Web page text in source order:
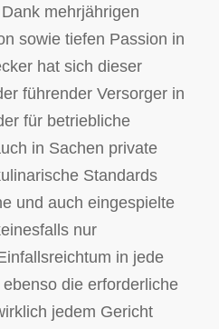
mehrjährigen
sowie tiefen Passion in
hat sich dieser
führender Versorger in
für betriebliche
in Sachen private
Standards
und auch eingespielte
nur
in jede
die erforderliche
jedem Gericht